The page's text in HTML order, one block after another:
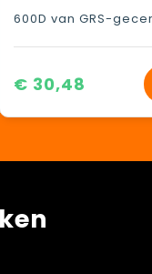
€ 30,48